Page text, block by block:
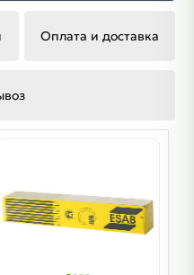
Оплата и доставка